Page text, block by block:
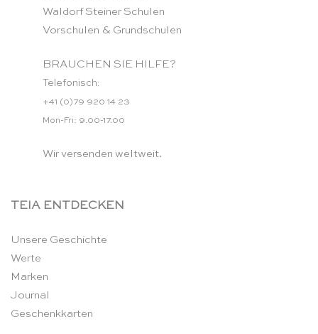
Waldorf Steiner Schulen
Vorschulen & Grundschulen
BRAUCHEN SIE HILFE?
Telefonisch:
+41 (0)79 920 14 23
Mon-Fri: 9.00-17.00
Wir versenden weltweit.
TEIA ENTDECKEN
Unsere Geschichte
Werte
Marken
Journal
Geschenkkarten